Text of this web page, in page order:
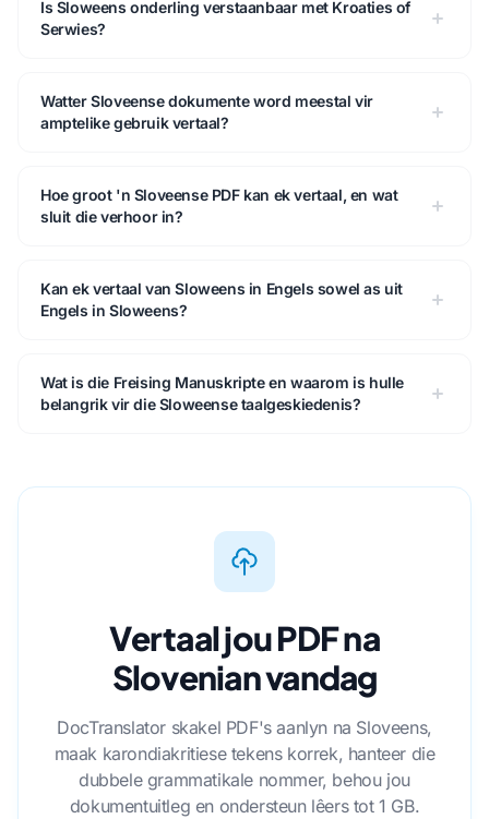
Is Sloweens onderling verstaanbaar met Kroaties of
Serwies?
Watter Sloveense dokumente word meestal vir
amptelike gebruik vertaal?
Hoe groot 'n Sloveense PDF kan ek vertaal, en wat
sluit die verhoor in?
Kan ek vertaal van Sloweens in Engels sowel as uit
Engels in Sloweens?
Wat is die Freising Manuskripte en waarom is hulle
belangrik vir die Sloweense taalgeskiedenis?
Vertaal jou PDF na
Slovenian vandag
DocTranslator skakel PDF's aanlyn na Sloveens,
maak karondiakritiese tekens korrek, hanteer die
dubbele grammatikale nommer, behou jou
dokumentuitleg en ondersteun lêers tot 1 GB.